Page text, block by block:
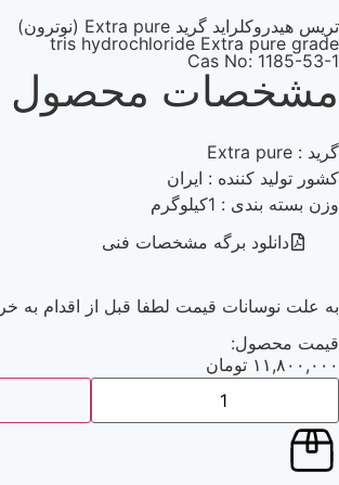
تریس هیدروکلراید گرید Extra pure (نوترون)
tris hydrochloride Extra pure grade
Cas No: 1185-53-1
مشخصات محصول
گرید : Extra pure
کشور تولید کننده : ایران
وزن بسته بندی : 1کیلوگرم
دانلود برگه مشخصات فنی
به علت نوسانات قیمت لطفا قبل از اقدام به
قیمت محصول:
۱۱,۸۰۰,۰۰۰ تومان